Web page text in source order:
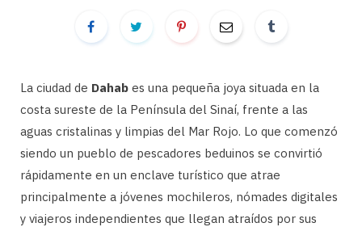
La ciudad de Dahab es una pequeña joya situada en la
costa sureste de la Península del Sinaí, frente a las
aguas cristalinas y limpias del Mar Rojo. Lo que comenzó
siendo un pueblo de pescadores beduinos se convirtió
rápidamente en un enclave turístico que atrae
principalmente a jóvenes mochileros, nómades digitales
y viajeros independientes que llegan atraídos por sus